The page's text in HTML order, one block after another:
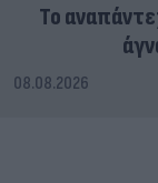
To
08.08.2026